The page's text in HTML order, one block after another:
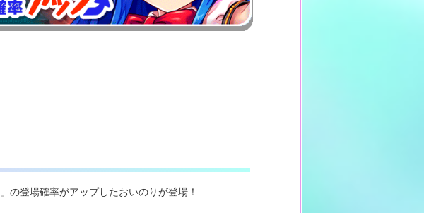
」の登場確率がアップしたおいのりが登場！